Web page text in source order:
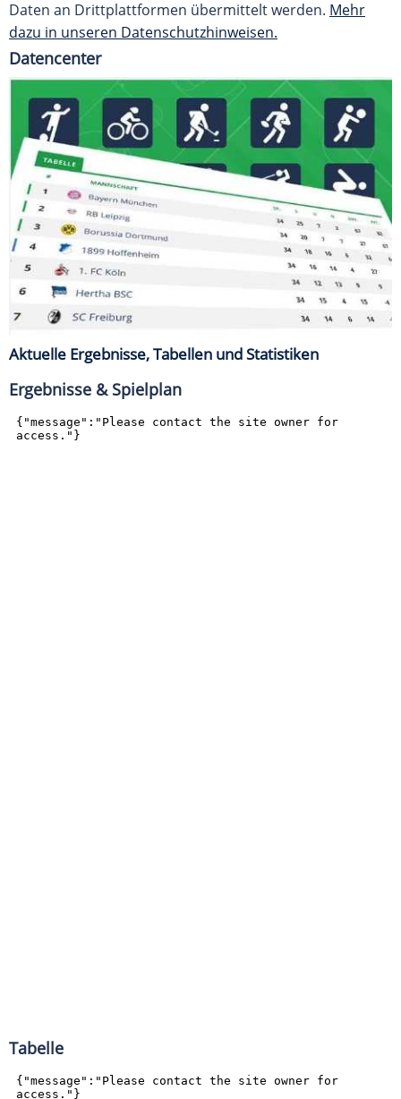
Daten an Drittplattformen übermittelt werden. Mehr
dazu in unseren Datenschutzhinweisen.
Datencenter
Aktuelle Ergebnisse, Tabellen und Statistiken
Ergebnisse & Spielplan
Tabelle